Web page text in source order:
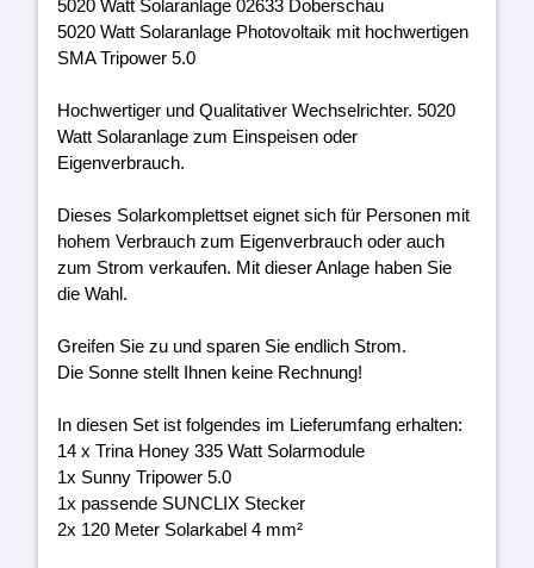
5020 Watt Solaranlage 02633 Doberschau
5020 Watt Solaranlage Photovoltaik mit hochwertigen
SMA Tripower 5.0
Hochwertiger und Qualitativer Wechselrichter. 5020
Watt Solaranlage zum Einspeisen oder
Eigenverbrauch.
Dieses Solarkomplettset eignet sich für Personen mit
hohem Verbrauch zum Eigenverbrauch oder auch
zum Strom verkaufen. Mit dieser Anlage haben Sie
die Wahl.
Greifen Sie zu und sparen Sie endlich Strom.
Die Sonne stellt Ihnen keine Rechnung!
In diesen Set ist folgendes im Lieferumfang erhalten:
14 x Trina Honey 335 Watt Solarmodule
1x Sunny Tripower 5.0
1x passende SUNCLIX Stecker
2x 120 Meter Solarkabel 4 mm²